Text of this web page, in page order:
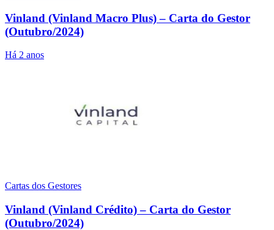
Vinland (Vinland Macro Plus) – Carta do Gestor
(Outubro/2024)
Há 2 anos
Cartas dos Gestores
Vinland (Vinland Crédito) – Carta do Gestor
(Outubro/2024)